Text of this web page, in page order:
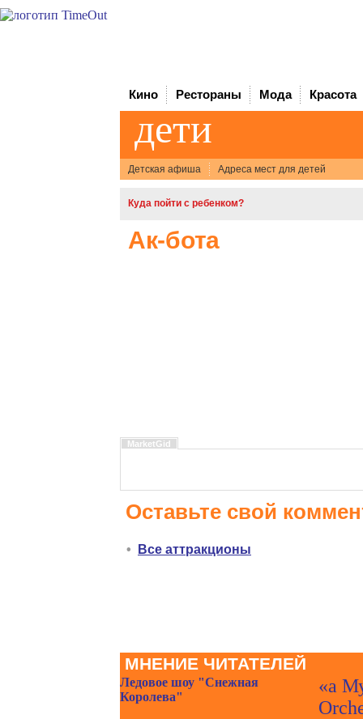
Кино Рестораны Мода Красота
дети
Детская афиша Адреса мест для детей
Куда пойти с ребенком?
Ак-бота
MarketGid
Оставьте свой
• Все аттракционы
МНЕНИЕ ЧИТАТЕЛЕЙ
Ледовое шоу "Снежная
Королева"
«а